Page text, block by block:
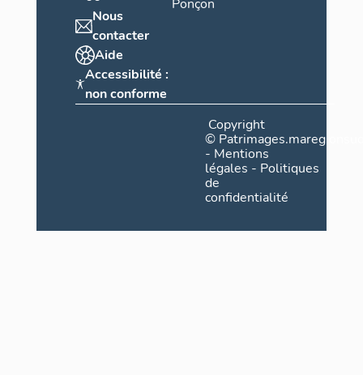
Nous
contacter
Aide
Accessibilité :
non conforme
Ponçon
Copyright
©
- Mentions
légales - Politiques
de
confidentialité